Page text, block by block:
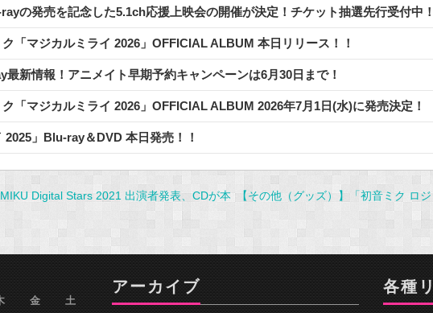
の発売を記念した5.1ch応援上映会の開催が決定！チケット抽選先行受付中！
ク「マジカルミライ 2026」OFFICIAL ALBUM 本日リリース！！
最新情報！アニメイト早期予約キャンペーンは6月30日まで！
ク「マジカルミライ 2026」OFFICIAL ALBUM 2026年7月1日(水)に発売決定！
」Blu-ray＆DVD 本日発売！！
Digital Stars 2021 出演者発表、CDが本
【その他（グッズ）】「初音ミク ロ
金 土
アーカイブ 各種